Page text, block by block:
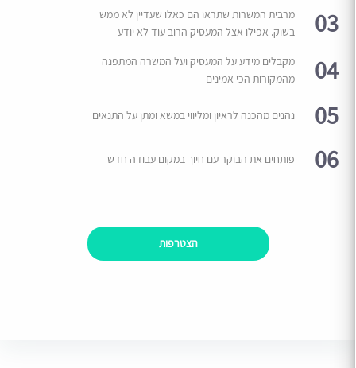
03
מרבית המשרות שתראו הם כאלו שעדיין לא ממש
בשוק. אפילו אצל המעסיק הרוב עוד לא יודע
04
מקבלים מידע על המעסיק ועל המשרה המתפנה
מהמקורות הכי אמינים
05 נהנים מהכנה לראיון ומליווי במשא ומתן על התנאים
06 פותחים את הבוקר עם חיוך במקום עבודה חדש
הצטרפות